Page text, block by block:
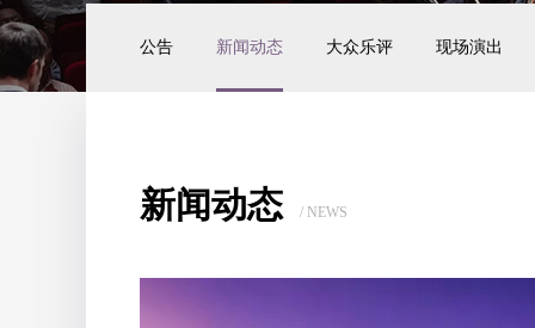
公告 新闻动态 大众乐评 现场演出
新闻动态 / NEWS